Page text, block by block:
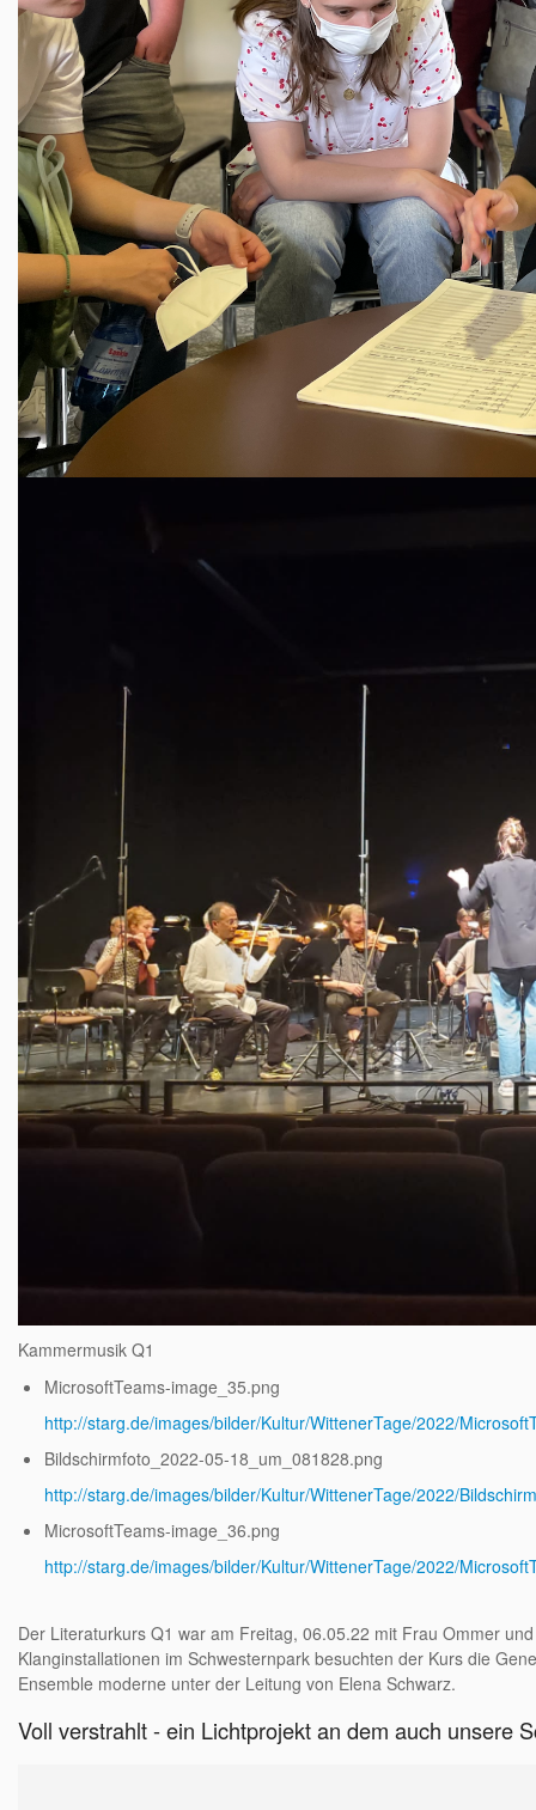
Kammermusik Q1
MicrosoftTeams-image_35.png
http://starg.de/images/bilder/Kultur/WittenerTage/2022/
Bildschirmfoto_2022-05-18_um_081828.png
http://starg.de/images/bilder/Kultur/WittenerTage/2022/
MicrosoftTeams-image_36.png
http://starg.de/images/bilder/Kultur/WittenerTage/2022/
Der Literaturkurs Q1 war am Freitag, 06.05.22 mit Frau Ommer
Klanginstallationen im Schwesternpark besuchten der Kurs die
Ensemble moderne unter der Leitung von Elena Schwarz.
Voll verstrahlt - ein Lichtprojekt an dem auch unsere